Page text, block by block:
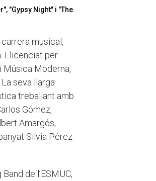
"Gypsy Night" i "The
musical,
Llicenciat per
Música Moderna,
seva llarga
treballant amb
Gómez,
Amargós,
Silvia Pérez
de l’ESMUC,